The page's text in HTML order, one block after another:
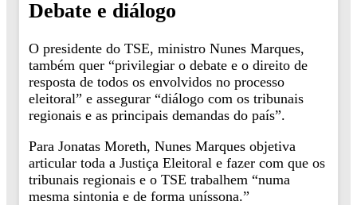
Debate e diálogo
O presidente do TSE, ministro Nunes Marques,
também quer “privilegiar o debate e o direito de
resposta de todos os envolvidos no processo
eleitoral” e assegurar “diálogo com os tribunais
regionais e as principais demandas do país”.
Para Jonatas Moreth, Nunes Marques objetiva
articular toda a Justiça Eleitoral e fazer com que os
tribunais regionais e o TSE trabalhem “numa
mesma sintonia e de forma uníssona.”